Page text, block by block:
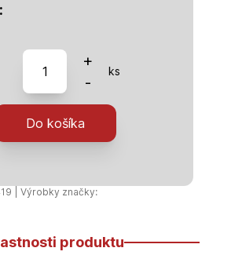
množstvo
hladítko
ASB,huba
morská,
PROFESSIONAL,250
x
+
-
ks
Do košíka
| Výrobky značky:
produktu